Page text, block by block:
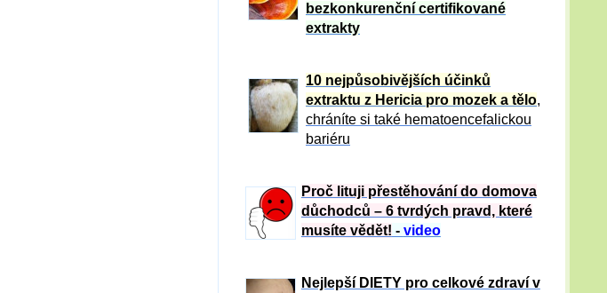
bezkonkurenční certifikované
extrakty
10 nejpůsobivějších účinků
extraktu z Hericia pro mozek a tělo,
chráníte si také hematoencefalickou
bariéru
Proč lituji přestěhování do domova
důchodců – 6 tvrdých pravd, které
musíte vědět! - video
Nejlepší DIETY pro celkové zdraví v